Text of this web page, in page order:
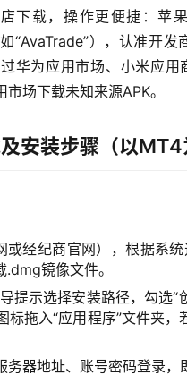
下载，操作更便捷：苹
“AvaTrade”），认准开
华为应用市场、小米应
场下载未知来源APK。
安装步骤（以MT4
经纪商官网），根据系
镜像文件。
示选择安装路径，勾选“
拖入“应用程序”文件夹
器地址、账号密码登录，